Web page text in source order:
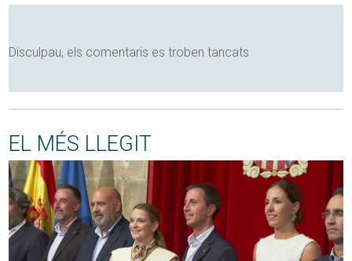
Disculpau, els comentaris es troben tancats
EL MÉS LLEGIT